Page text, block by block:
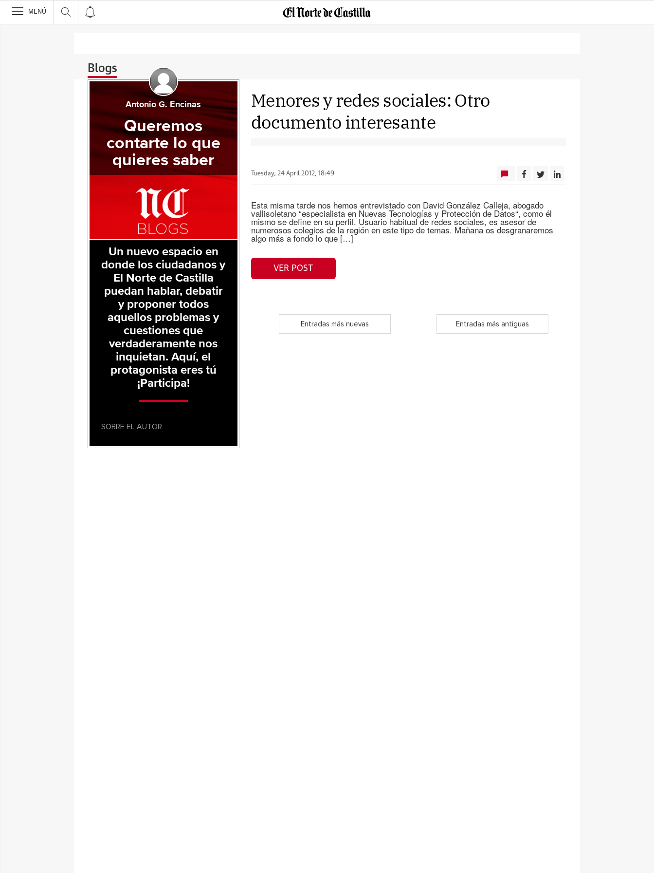
>
MENÚ
Blogs
Menores y redes sociales: Otro
documento interesante
Tuesday, 24 April 2012, 18:49
Esta misma tarde nos hemos entrevistado con David González Calleja, abogado
vallisoletano “especialista en Nuevas Tecnologías y Protección de Datos“, como él
mismo se define en su perfil. Usuario habitual de redes sociales, es asesor de
numerosos colegios de la región en este tipo de temas. Mañana os desgranaremos
algo más a fondo lo que […]
VER POST
Entradas más nuevas Entradas más antiguas
Antonio G. Encinas
Queremos
contarte lo que
quieres saber
Un nuevo espacio en
donde los ciudadanos y
El Norte de Castilla
puedan hablar, debatir
y proponer todos
aquellos problemas y
cuestiones que
verdaderamente nos
inquietan. Aquí, el
protagonista eres tú
¡Participa!
SOBRE EL AUTOR